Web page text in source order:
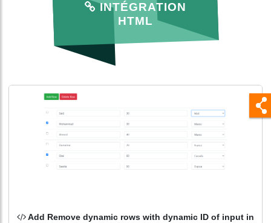
INTÉGRATION
HTML
Add Remove dynamic rows with dynamic ID of input in